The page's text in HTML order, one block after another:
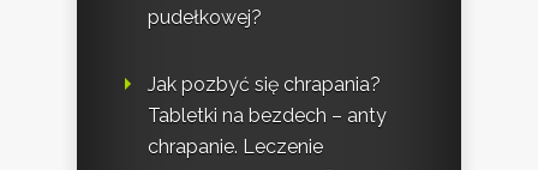
pudełkowej?
Jak pozbyć się chrapania?
Tabletki na bezdech – anty
chrapanie. Leczenie